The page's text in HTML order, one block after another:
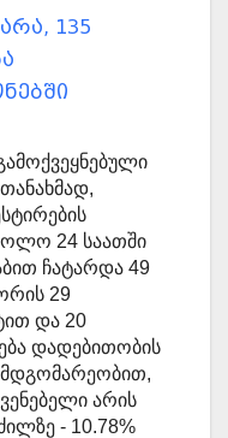
135
24 საათში
ჩატარდა 49
29
და 20
დადებითობის
მდგომარეობით,
არის
- 10.78%